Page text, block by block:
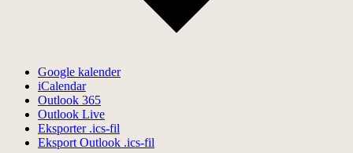
Google kalender
iCalendar
Outlook 365
Outlook Live
Eksporter .ics-fil
Eksport Outlook .ics-fil